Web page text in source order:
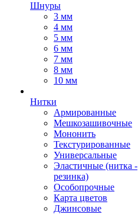
Шнуры
3 мм
4 мм
5 мм
6 мм
7 мм
8 мм
10 мм
Нитки
Армированные
Мешкозашивочные
Мононить
Текстурированные
Универсальные
Эластичные (нитка -
резинка)
Особопрочные
Карта цветов
Джинсовые